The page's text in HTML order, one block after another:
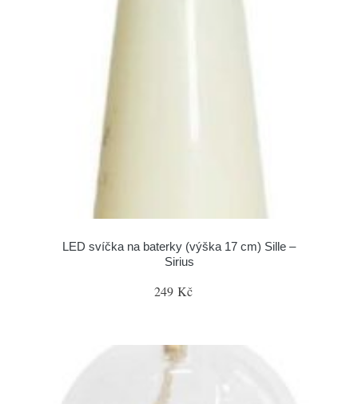
LED svíčka na baterky (výška 17 cm) Sille –
Sirius
249 Kč